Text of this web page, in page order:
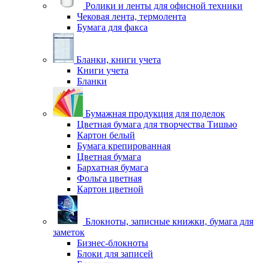
Ролики и ленты для офисной техники
Чековая лента, термолента
Бумага для факса
Бланки, книги учета
Книги учета
Бланки
Бумажная продукция для поделок
Цветная бумага для творчества Тишью
Картон белый
Бумага крепированная
Цветная бумага
Бархатная бумага
Фольга цветная
Картон цветной
Блокноты, записные книжки, бумага для
заметок
Бизнес-блокноты
Блоки для записей